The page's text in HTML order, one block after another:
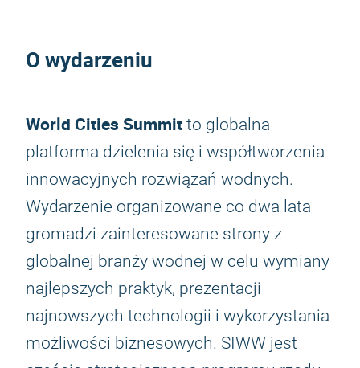
O wydarzeniu
World Cities Summit to globalna
platforma dzielenia się i współtworzenia
innowacyjnych rozwiązań wodnych.
Wydarzenie organizowane co dwa lata
gromadzi zainteresowane strony z
globalnej branży wodnej w celu wymiany
najlepszych praktyk, prezentacji
najnowszych technologii i wykorzystania
możliwości biznesowych. SIWW jest